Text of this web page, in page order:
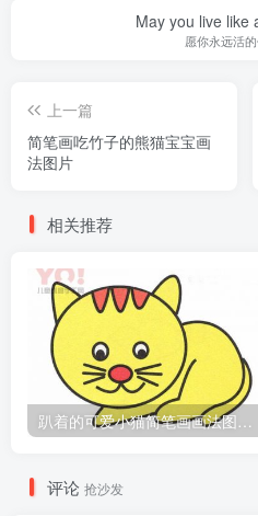
May you live like
愿你永远活
上一篇
简笔画吃竹子的熊猫宝宝画
法图片
相关推荐
趴着的可爱小猫简笔画画法图片教程
评论 抢沙发